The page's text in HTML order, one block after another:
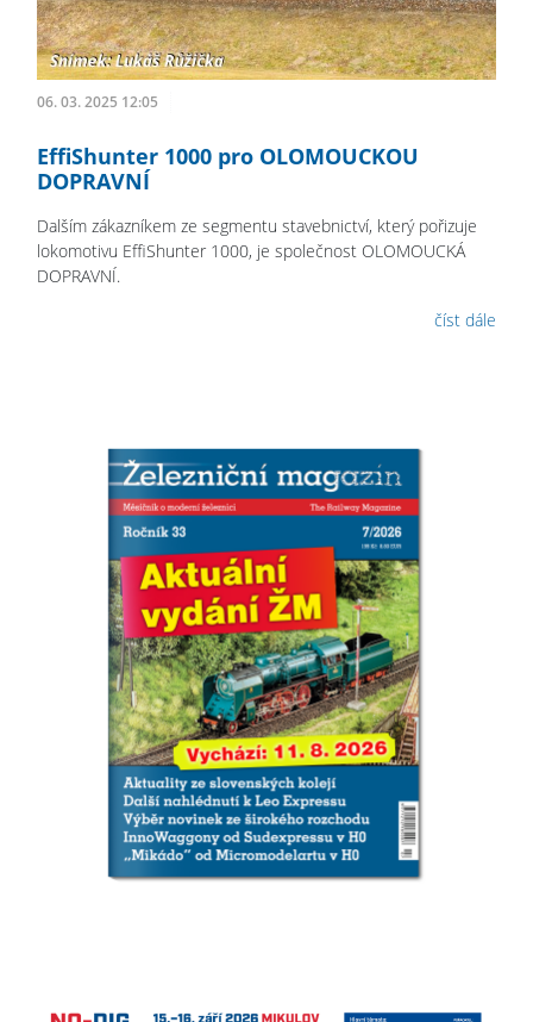
06. 03. 2025 12:05
EffiShunter 1000 pro OLOMOUCKOU
DOPRAVNÍ
Dalším zákazníkem ze segmentu stavebnictví, který pořizuje
lokomotivu EffiShunter 1000, je společnost OLOMOUCKÁ
DOPRAVNÍ.
číst dále